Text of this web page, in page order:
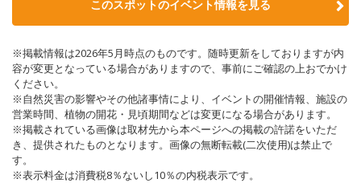
このスポットのイベント情報を見る
※掲載情報は2026年5月時点のものです。随時更新をしておりますが内
容が変更となっている場合がありますので、事前にご確認の上おでかけ
ください。
※自然災害の影響やその他諸事情により、イベントの開催情報、施設の
営業時間、植物の開花・見頃期間などは変更になる場合があります。
※掲載されている画像は取材先から本ページへの掲載の許諾をいただ
き、提供されたものとなります。画像の無断転載(二次使用)は禁止で
す。
※表示料金は消費税8％ないし10％の内税表示です。